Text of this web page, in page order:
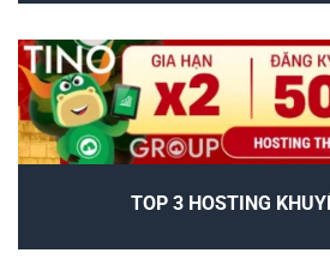
TOP 3 HOSTING